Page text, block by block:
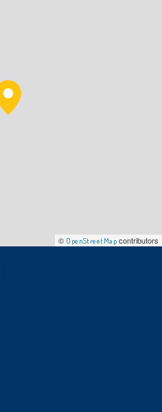
© OpenStreetMap contributors